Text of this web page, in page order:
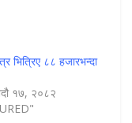
भित्रिए ८८ हजारभन्दा
१७, २०८२